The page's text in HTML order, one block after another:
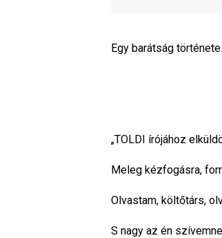
Egy barátság története.
„TOLDI írójához
Meleg kézfogásra,
Olvastam, költőtárs,
S nagy az én